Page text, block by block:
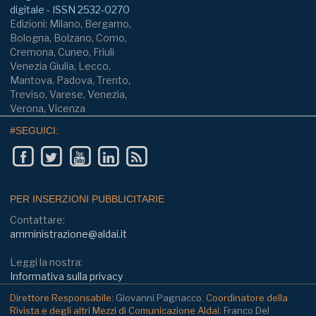
digitale - ISSN 2532-0270
Edizioni: Milano, Bergamo,
Bologna, Bolzano, Como,
Cremona, Cuneo, Friuli
Venezia Giulia, Lecco,
Mantova, Padova, Trento,
Treviso, Varese, Venezia,
Verona, Vicenza
#SEGUICI:
PER INSERZIONI PUBBLICITARIE
Contattare:
amministrazione@aldai.it
Leggi la nostra:
Informativa sulla privacy
Direttore Responsabile: Giovanni Pagnacco. Coordinatore della
Rivista e degli altri Mezzi di Comunicazione Aldai: Franco Del